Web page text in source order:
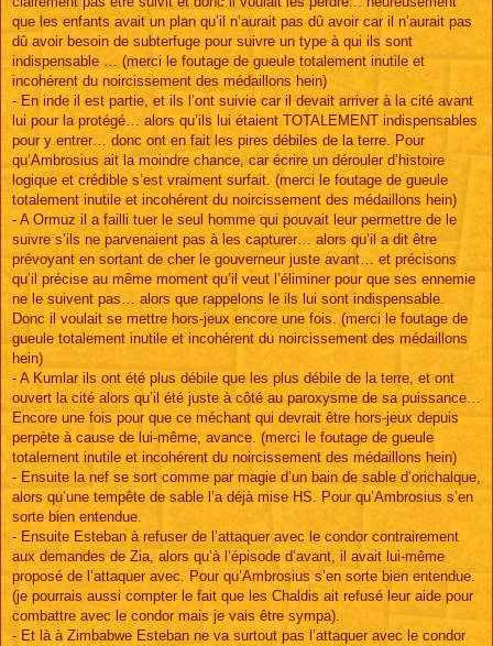
que les enfants avait un plan qu’il n’aurait pas dû avoir car il n’aurait pas
dû avoir besoin de subterfuge pour suivre un type à qui ils sont
indispensable … (merci le foutage de gueule totalement inutile et
incohérent du noircissement des médaillons hein)
- En inde il est partie, et ils l’ont suivie car il devait arriver à la cité avant
lui pour la protégé… alors qu’ils lui étaient TOTALEMENT indispensables
pour y entrer… donc ont en fait les pires débiles de la terre. Pour
qu’Ambrosius ait la moindre chance, car écrire un dérouler d’histoire
logique et crédible s’est vraiment surfait. (merci le foutage de gueule
totalement inutile et incohérent du noircissement des médaillons hein)
- A Ormuz il a failli tuer le seul homme qui pouvait leur permettre de le
suivre s’ils ne parvenaient pas à les capturer… alors qu’il a dit être
prévoyant en sortant de cher le gouverneur juste avant… et précisons
qu’il précise au même moment qu’il veut l’éliminer pour que ses ennemie
ne le suivent pas… alors que rappelons le ils lui sont indispensable.
Donc il voulait se mettre hors-jeux encore une fois. (merci le foutage de
gueule totalement inutile et incohérent du noircissement des médaillons
hein)
- A Kumlar ils ont été plus débile que les plus débile de la terre, et ont
ouvert la cité alors qu’il été juste à côté au paroxysme de sa puissance…
Encore une fois pour que ce méchant qui devrait être hors-jeux depuis
perpète à cause de lui-même, avance. (merci le foutage de gueule
totalement inutile et incohérent du noircissement des médaillons hein)
- Ensuite la nef se sort comme par magie d’un bain de sable d’orichalque,
alors qu’une tempête de sable l’a déjà mise HS. Pour qu’Ambrosius s’en
sorte bien entendue.
- Ensuite Esteban à refuser de l’attaquer avec le condor contrairement
aux demandes de Zia, alors qu’à l’épisode d’avant, il avait lui-même
proposé de l’attaquer avec. Pour qu’Ambrosius s’en sorte bien entendue.
(je pourrais aussi compter le fait que les Chaldis ait refusé leur aide pour
combattre avec le condor mais je vais être sympa).
- Et là à Zimbabwe Esteban ne va surtout pas l’attaquer avec le condor